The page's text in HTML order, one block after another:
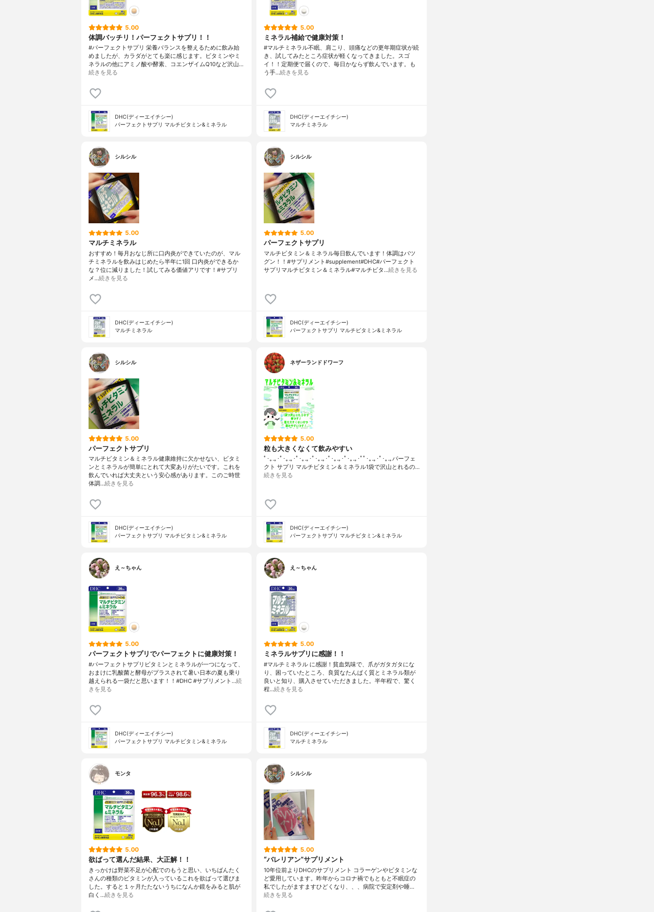
5.00
体調バッチリ！パーフェクトサプリ！！
#パーフェクトサプリ 栄養バランスを整えるために飲み始
めましたが、カラダがとても楽に感じます。ビタミンやミ
ネラルの他にアミノ酸や酵素、コエンザイムQ10など沢山…
続きを見る
DHC(ディーエイチシー)
パーフェクトサプリ マルチビタミン&ミネラル
5.00
ミネラル補給で健康対策！
#マルチミネラル不眠、肩こり、頭痛などの更年期症状が続
き、試してみたところ症状が軽くなってきました。スゴ
イ！！定期便で届くので、毎日かならず飲んでいます。も
う手…続きを見る
DHC(ディーエイチシー)
マルチミネラル
シルシル
5.00
マルチミネラル
おすすめ！毎月おなじ所に口内炎ができていたのが、マル
チミネラルを飲みはじめたら半年に1回 口内炎ができるか
な？位に減りました！試してみる価値アリです！#サプリ
メ…続きを見る
DHC(ディーエイチシー)
マルチミネラル
シルシル
5.00
パーフェクトサプリ
マルチビタミン＆ミネラル毎日飲んでいます！体調はバツ
グン！！#サプリメント#supplement#DHC#パーフェクト
サプリマルチビタミン＆ミネラル#マルチビタ…続きを見る
DHC(ディーエイチシー)
パーフェクトサプリ マルチビタミン&ミネラル
シルシル
5.00
パーフェクトサプリ
マルチビタミン＆ミネラル健康維持に欠かせない、ビタミ
ンとミネラルが簡単にとれて大変ありがたいです。これを
飲んでいれば大丈夫という安心感があります。このご時世
体調…続きを見る
DHC(ディーエイチシー)
パーフェクトサプリ マルチビタミン&ミネラル
ネザーランドドワーフ
5.00
粒も大きくなくて飲みやすい
ﾟ･｡.｡･ﾟ･｡.｡･ﾟ･｡.｡･ﾟ･｡.｡･ﾟ･｡.｡･ﾟ･｡.｡･ﾟﾟ･｡.｡･ﾟ･｡.｡パーフェ
クト サプリ マルチビタミン＆ミネラル1袋で沢山とれるの…
続きを見る
DHC(ディーエイチシー)
パーフェクトサプリ マルチビタミン&ミネラル
え～ちゃん
5.00
パーフェクトサプリでパーフェクトに健康対策！
#パーフェクトサプリビタミンとミネラルが一つになって、
おまけに乳酸菌と酵母がプラスされて暑い日本の夏も乗り
越えられる一袋だと思います！！#DHC #サプリメント…続
きを見る
DHC(ディーエイチシー)
パーフェクトサプリ マルチビタミン&ミネラル
え～ちゃん
5.00
ミネラルサプリに感謝！！
#マルチミネラル に感謝！貧血気味で、爪がガタガタにな
り、困っていたところ、良質なたんぱく質とミネラル類が
良いと知り、購入させていただきました。半年程で、驚く
程…続きを見る
DHC(ディーエイチシー)
マルチミネラル
モンタ
5.00
欲ばって選んだ結果、大正解！！
きっかけは野菜不足が心配でのもうと思い、いちばんたく
さんの種類のビタミンが入っているこれを欲ばって選びま
した。すると１ヶ月たたないうちになんか鏡をみると肌が
白く…続きを見る
シルシル
5.00
“バレリアン”サプリメント
10年位前よりDHCのサプリメント コラーゲンやビタミンな
ど愛用しています。昨年からコロナ禍でもともと不眠症の
私でしたがますますひどくなり、、、病院で安定剤や睡…
続きを見る